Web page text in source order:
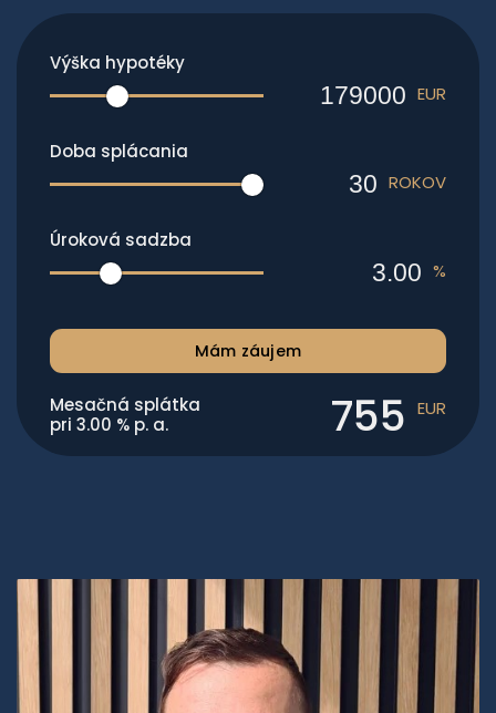
Výška hypotéky
EUR
Doba splácania
ROKOV
Úroková sadzba
%
Mám záujem
Mesačná splátka
pri 3.00 % p. a. 755 EUR